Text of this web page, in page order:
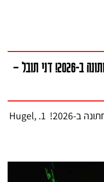
שירים שהם מאסט בכל מסיבת חתונה ב-2026! דני תובל –
שירים שהם מאסט בכל מסיבת חתונה ב-2026! 1. Hugel,